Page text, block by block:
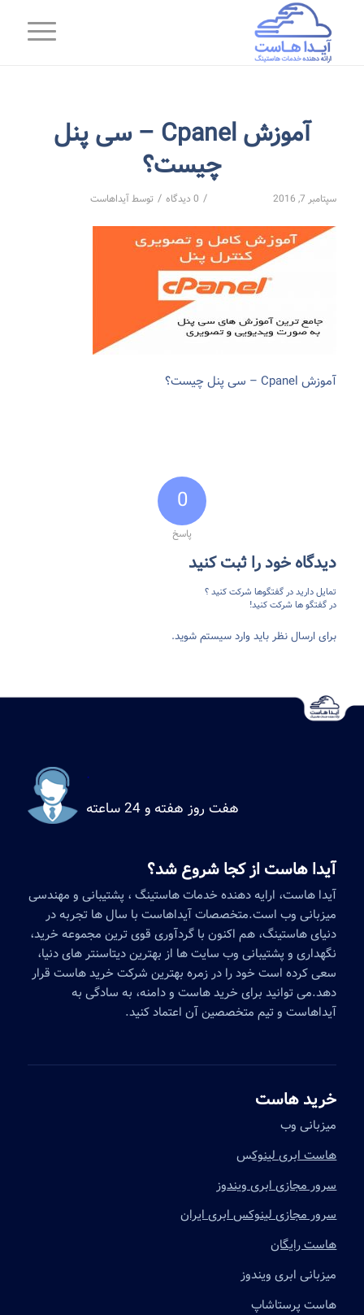
آموزش Cpanel – سی پنل
چیست؟
سپتامبر 7, 2016 / 0 دیدگاه / توسطآیداهاست
آموزش Cpanel – سی پنل چیست؟
0
پاسخ
دیدگاه خود را ثبت کنید
تمایل دارید در گفتگوها شرکت کنید ؟
در گفتگو ها شرکت کنید!
برای ارسال نظر باید وارد سیستم شوید.
.
هفت روز هفته و 24 ساعته
آیدا هاست از کجا شروع شد؟
آیدا هاست، ارایه دهنده خدمات هاستینگ ، پشتیبانی و مهندسی
میزبانی وب است.متخصصات آیداهاست با سال ها تجربه در
دنیای هاستینگ، هم اکنون با گردآوری قوی ترین مجموعه خرید،
نگهداری و پشتیبانی وب سایت ها از بهترین دیتاسنتر های دنیا،
سعی کرده است خود را در زمره بهترین شرکت خرید هاست قرار
دهد.می توانید برای خرید هاست و دامنه، به سادگی به
آیداهاست و تیم متخصصین آن اعتماد کنید.
خرید هاست
میزبانی وب
هاست ابری لینوکس
سرور مجازی ابری ویندوز
سرور مجازی لینوکس ابری ایران
هاست رایگان
میزبانی ابری ویندوز
هاست پرستاشاپ